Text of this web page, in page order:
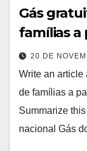
Gás
famílias a
20 DE
Write an article
de famílias a
Summarize
nacional Gás